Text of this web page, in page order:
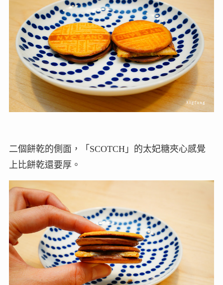
二個餅乾的側面，「SCOTCH」的太妃糖夾心感覺
上比餅乾還要厚。